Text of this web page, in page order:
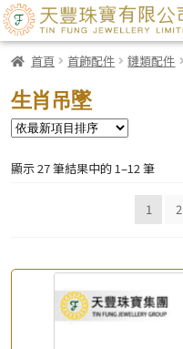
首頁 首飾配件 鏈類配件
生肖吊墜
顯示 27 筆結果中的 1–12 筆
1 2